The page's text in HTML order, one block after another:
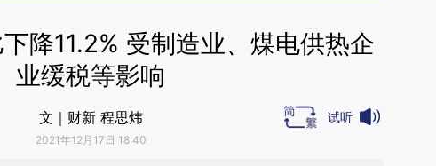
降11.2% 受制造业、煤电供热企
业缓税等影响
文｜财新 程思炜
2021年12月17日 18:40
试听